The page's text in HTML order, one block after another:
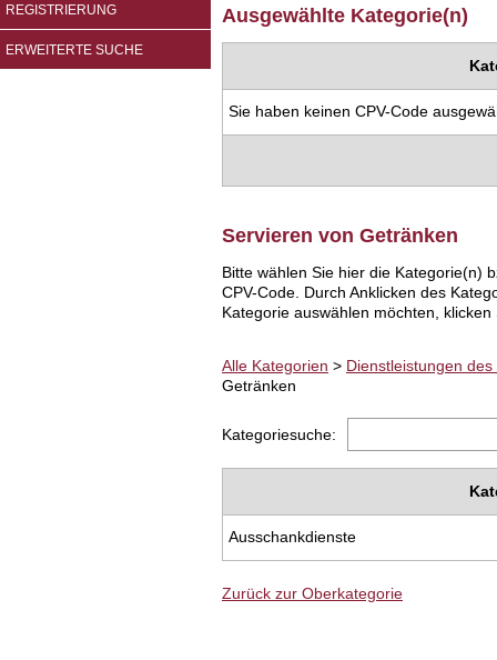
REGISTRIERUNG
ERWEITERTE SUCHE
Ausgewählte Kategorie(n)
Sie haben keinen CPV-Code
Servieren von Getränken
Bitte wählen Sie hier die Kategorie(n)
CPV-Code. Durch Anklicken des
Kategorie auswählen möchten,
Alle Kategorien > Dienstleistungen
Getränken
Kategoriesuche:
Ausschankdienste
Zurück zur Oberkategorie